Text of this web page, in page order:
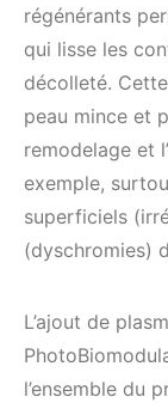
régénérants
qui lisse les
décolleté.
peau mince et
remodelage et
exemple,
superficiels
(dyschromies)
L’ajout de
l’ensemble du